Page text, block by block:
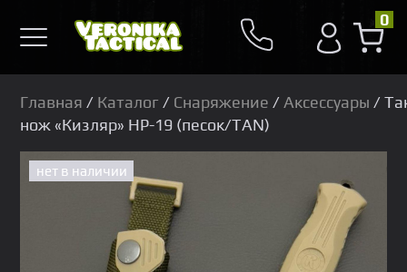
0
Главная / Каталог / Снаряжение / Аксессуары /
нож «Кизляр» НР-19 (песок/TAN)
нет в наличии